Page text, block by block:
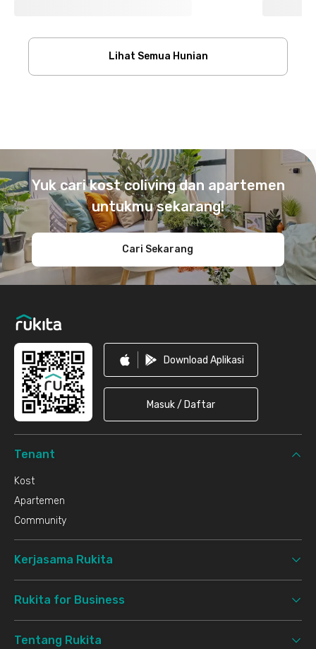
Lihat Semua Hunian
Yuk cari kost coliving dan apartemen
untukmu sekarang!
Cari Sekarang
Download Aplikasi
Masuk / Daftar
Tenant
Kost
Apartemen
Community
Kerjasama Rukita
Rukita for Business
Tentang Rukita